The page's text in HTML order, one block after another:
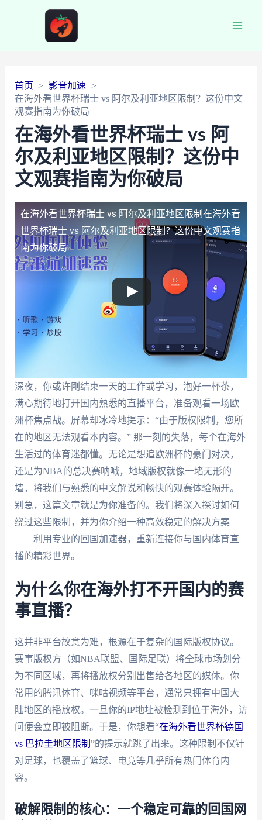
首页
影音加速
在海外看世界杯瑞士 vs 阿尔及利亚地区限制？这份中文
观赛指南为你破局
在海外看世界杯瑞士 vs 阿
尔及利亚地区限制？这份中
文观赛指南为你破局
在海外看世界杯瑞士 vs 阿尔及利亚地区限制 在海外看
世界杯瑞士 vs 阿尔及利亚地区限制？这份中文观赛指
南为你破局
深夜，你或许刚结束一天的工作或学习，泡好一杯茶，
满心期待地打开国内熟悉的直播平台，准备观看一场欧
洲杯焦点战。屏幕却冰冷地提示：“由于版权限制，您所
在的地区无法观看本内容。” 那一刻的失落，每个在海外
生活过的体育迷都懂。无论是想追欧洲杯的豪门对决，
还是为NBA的总决赛呐喊，地域版权就像一堵无形的
墙，将我们与熟悉的中文解说和畅快的观赛体验隔开。
别急，这篇文章就是为你准备的。我们将深入探讨如何
绕过这些限制，并为你介绍一种高效稳定的解决方案
——利用专业的回国加速器，重新连接你与国内体育直
播的精彩世界。
为什么你在海外打不开国内的赛
事直播？
这并非平台故意为难，根源在于复杂的国际版权协议。
赛事版权方（如NBA联盟、国际足联）将全球市场划分
为不同区域，再将播放权分别出售给各地区的媒体。你
常用的腾讯体育、咪咕视频等平台，通常只拥有中国大
陆地区的播放权。一旦你的IP地址被检测到位于海外，访
问便会立即被阻断。于是，你想看“在海外看世界杯德国
vs 巴拉圭地区限制 ”的提示就跳了出来。这种限制不仅针
对足球，也覆盖了篮球、电竞等几乎所有热门体育内
容。
破解限制的核心：一个稳定可靠的回国网